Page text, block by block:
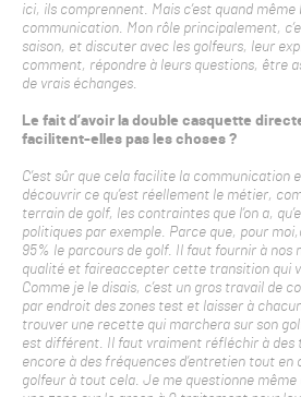
ici, ils comprennent. Mais c’est quand même
communication. Mon rôle principalement,
saison, et discuter avec les golfeurs, leur
comment, répondre à leurs questions, être
de vrais échanges.
Le fait d’avoir la double casquette
facilitent-elles pas les choses ?
C’est sûr que cela facilite la communication
découvrir ce qu’est réellement le métier,
terrain de golf, les contraintes que l’on a,
politiques par exemple. Parce que, pour
95% le parcours de golf. Il faut fournir à nos
qualité et faireaccepter cette transition qui
Comme je le disais, c’est un gros travail de
par endroit des zones test et laisser à
trouver une recette qui marchera sur son
est différent. Il faut vraiment réfléchir à des
encore à des fréquences d’entretien tout
golfeur à tout cela. Je me questionne même